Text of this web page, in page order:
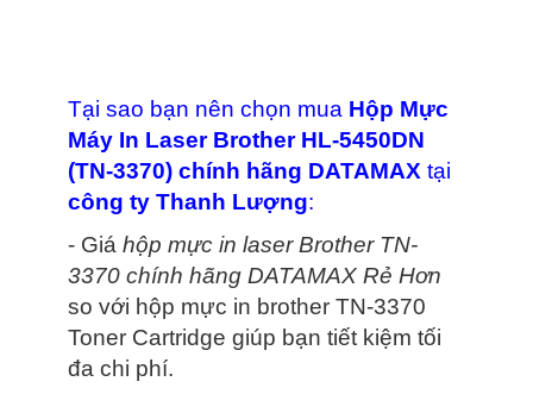
Tại sao bạn nên chọn mua Hộp Mực
Máy In Laser Brother HL-5450DN
(TN-3370) chính hãng DATAMAX tại
công ty Thanh Lượng:
- Giáhộp mực in laser Brother TN-
3370 chính hãng DATAMAX Rẻ Hơn
so với hộp mực in brother TN-3370
Toner Cartridge giúp bạn tiết kiệm tối
đa chi phí.